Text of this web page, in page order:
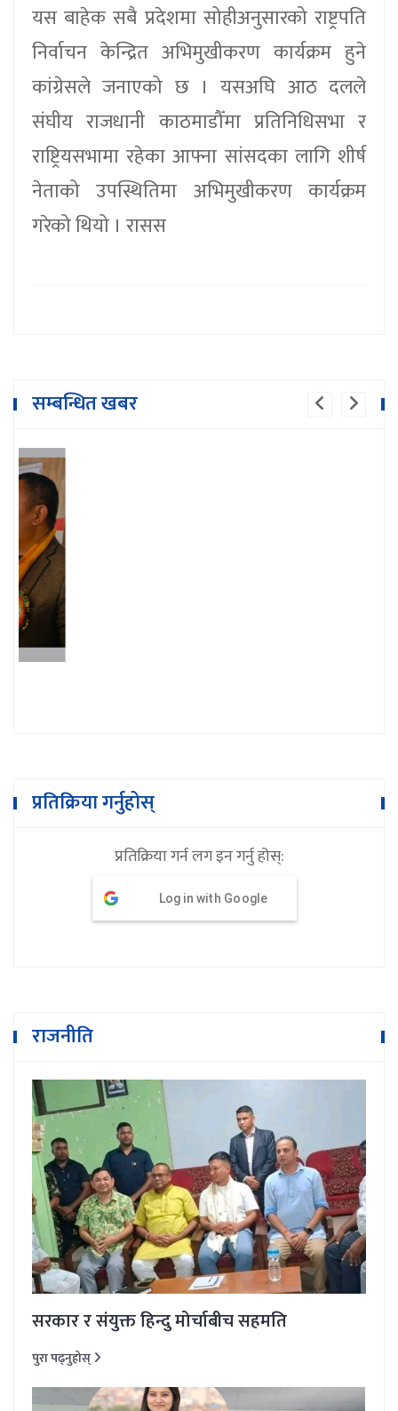
यस बाहेक सबै प्रदेशमा सोहीअनुसारको राष्ट्रपति
निर्वाचन केन्द्रित अभिमुखीकरण कार्यक्रम हुने
कांग्रेसले जनाएको छ । यसअघि आठ दलले
संघीय राजधानी काठमाडौँमा प्रतिनिधिसभा र
राष्ट्रियसभामा रहेका आफ्ना सांसदका लागि शीर्ष
नेताको उपस्थितिमा अभिमुखीकरण कार्यक्रम
गरेको थियो । रासस
सम्बन्धित खबर
भुम्लु गाउँपालिका शिक्षक संघको अध्यक्षमा
गोबिन्दराज खरेल
प्रतिक्रिया गर्नुहोस्
प्रतिक्रिया गर्न लग इन गर्नु होस्:
Log in with Google
राजनीति
सरकार र संयुक्त हिन्दु मोर्चाबीच सहमति
पुरा पढ्नुहोस्